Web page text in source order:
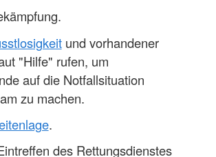
und vorhandener
"Hilfe" rufen, um
auf die Notfallsituation
zu machen.
.
des Rettungsdienstes